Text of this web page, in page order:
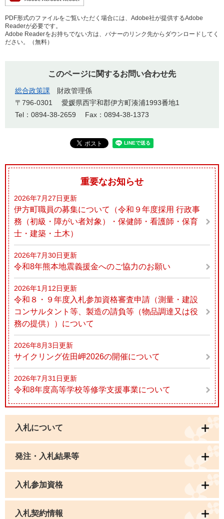
PDF形式のファイルをご覧いただく場合には、Adobe社が提供するAdobe
Readerが必要です。
Adobe Readerをお持ちでない方は、バナーのリンク先からダウンロードしてく
ださい。（無料）
このページに関するお問い合わせ先
総合政策課
財政管理係
〒796-0301
愛媛県西宇和郡伊方町湊浦1993番地1
Tel：0894-38-2659
Fax：0894-38-1373
重要なお知らせ
2026年7月27日更新
伊方町職員の募集について（令和９年度採用 行政事
務（初級・障がい者対象）・保健師・看護師・保育
士・建築・土木）
2026年7月30日更新
令和8年熊本地震義援金へのご協力のお願い
2026年1月12日更新
令和８・９年度入札参加資格審査申請（測量・建設
コンサルタント等、製造の請負等（物品調達又は役
務の提供））について
2026年8月3日更新
サイクリング佐田岬2026の開催について
2026年7月31日更新
令和8年度高等学校等修学支援事業について
入札について
発注・入札結果等
入札参加資格
入札契約情報